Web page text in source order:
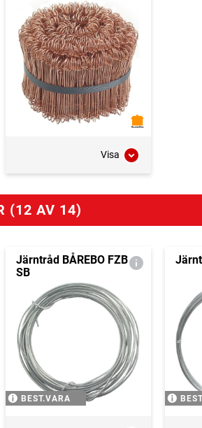
Visa
(12 AV 14)
Järntråd BÅREBO FZB
SB
BEST.VARA